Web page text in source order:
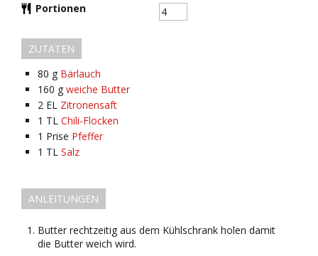
Portionen
ZUTATEN
80 g Bärlauch
160 g weiche Butter
2 EL Zitronensaft
1 TL Chili-Flocken
1 Prise Pfeffer
1 TL Salz
ANLEITUNGEN
Butter rechtzeitig aus dem Kühlschrank holen damit
die Butter weich wird.